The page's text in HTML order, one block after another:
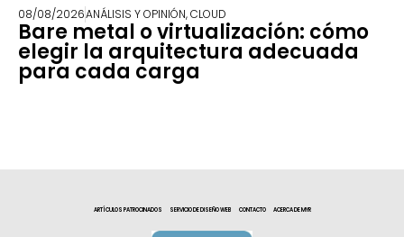
08/08/2026ANÁLISIS Y OPINIÓN,CLOUD
Bare metal o virtualización: cómo
elegir la arquitectura adecuada
para cada carga
ARTÍCULOS PATROCINADOS SERVICIO DE DISEÑO WEB CONTACTO ACERCA DE MYR